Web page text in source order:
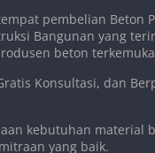
pembelian Beton
Bangunan yang
beton
Konsultasi, dan
kebutuhan material
yang baik.